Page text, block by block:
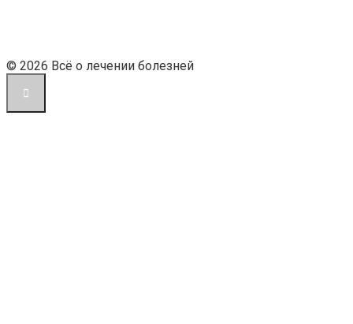
© 2026 Всё о лечении болезней